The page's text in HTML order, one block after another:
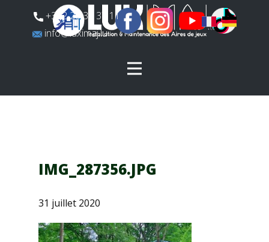
​+352 26 31 37 11
​info@luximaj.lu
IMG_287356.JPG
31 juillet 2020